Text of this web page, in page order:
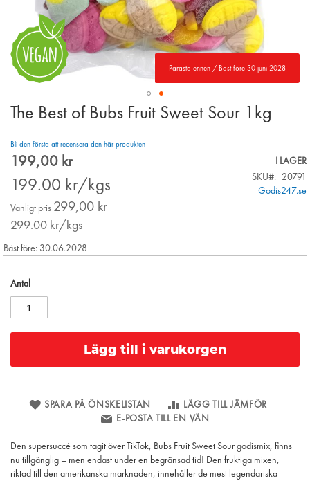
Parasta ennen / Bäst före 30 juni 2028
Skip
of
the
images
gallery
The Best of Bubs Fruit Sweet Sour 1kg
Bli den första att recensera den här produkten
Special
199,00 kr
199.00 kr/kgs
Vanligt pris 299,00 kr
299.00 kr/kgs
I LAGER
SKU
20791
Godis247.se
Bäst före: 30.06.2028
Antal
Lägg till i varukorgen
SPARA PÅ ÖNSKELISTAN
LÄGG TILL JÄMFÖR
E-POSTA TILL EN VÄN
Den supersuccé som tagit över TikTok, Bubs Fruit Sweet Sour godismix, finns
nu tillgänglig – men endast under en begränsad tid! Den fruktiga mixen,
riktad till den amerikanska marknaden, innehåller de mest legendariska